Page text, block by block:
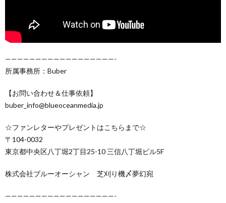
——————————————————-
所属事務所：Buber
【お問い合わせ＆仕事依頼】
buber_info@blueoceanmedia.jp
☆ファンレターやプレゼントはこちらまで☆
〒104-0032
東京都中央区八丁堀2丁目25-10 三信八丁堀ビル5F
株式会社ブルーオーシャン 芝刈り機〆夢幻宛
——————————————————-